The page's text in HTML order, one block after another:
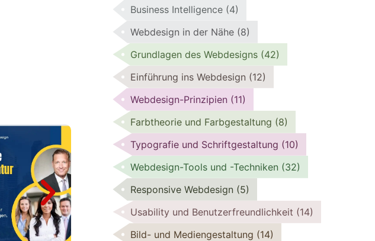
Business Intelligence (4)
Webdesign in der Nähe (8)
Grundlagen des Webdesigns (42)
Einführung ins Webdesign (12)
Webdesign-Prinzipien (11)
Farbtheorie und Farbgestaltung (8)
Typografie und Schriftgestaltung (10)
Webdesign-Tools und -Techniken (32)
Responsive Webdesign (5)
Usability und Benutzerfreundlichkeit (14)
Bild- und Mediengestaltung (14)